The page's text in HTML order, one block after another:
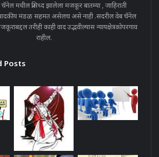
मधील प्रसिध्द झालेला मजकूर बातम्या , जाहिराती
मंडळ सहमत असेलच असे नाही .सदरील वेब चॅनेल
तरीही काही वाद उद्भवील्यास न्यायक्षेत्रकोपरगाव
राहील.
Posts